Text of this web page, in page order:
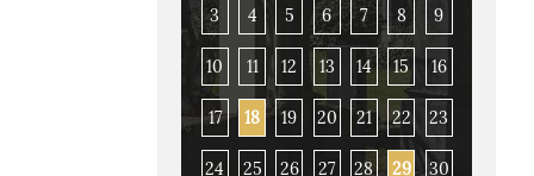
Gyulai vár és honvédtiszti
3 4 5 6 7 8 9
10 11 12 13 14 15 16
17 18 19 20 21 22 23
24 25 26 27 28 29 30